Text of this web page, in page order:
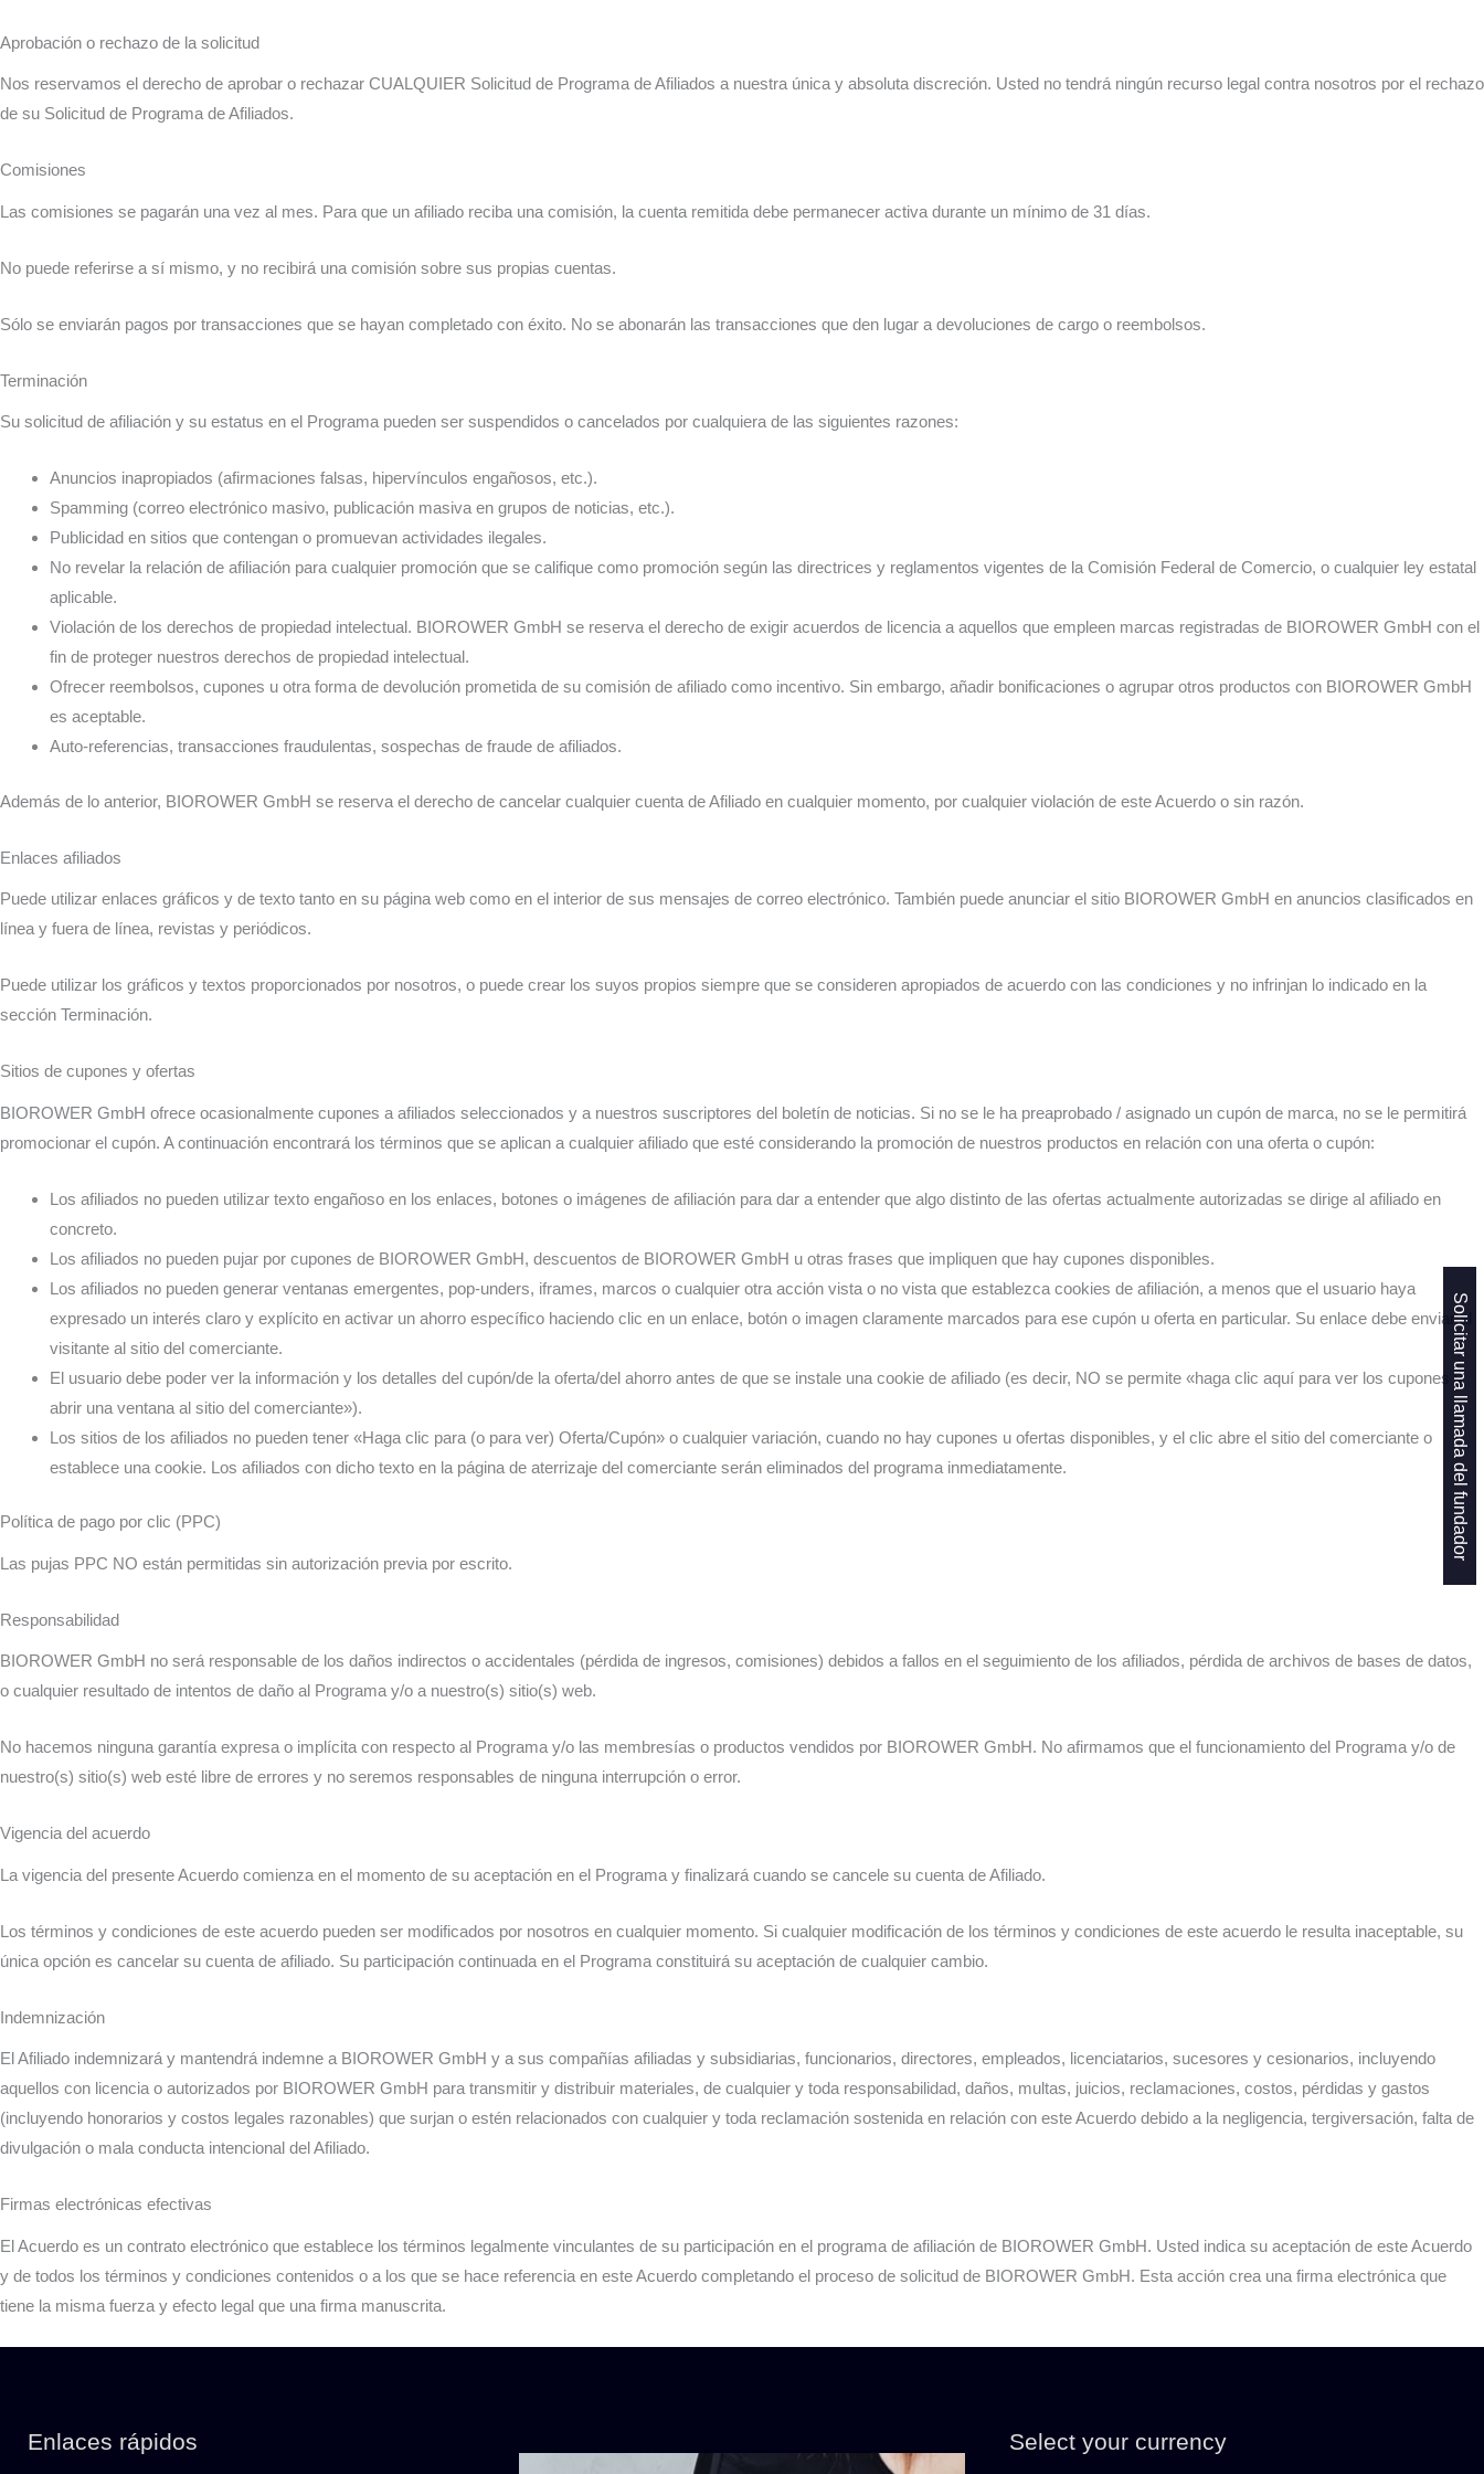
Aprobación o rechazo de la solicitud
Nos reservamos el derecho de aprobar o rechazar CUALQUIER Solicitud de Programa de Afiliados a nuestra única y absoluta discreción. Usted no tendrá ningún recurso legal contra nosotros por el rechazo
de su Solicitud de Programa de Afiliados.
Comisiones
Las comisiones se pagarán una vez al mes. Para que un afiliado reciba una comisión, la cuenta remitida debe permanecer activa durante un mínimo de 31 días.
No puede referirse a sí mismo, y no recibirá una comisión sobre sus propias cuentas.
Sólo se enviarán pagos por transacciones que se hayan completado con éxito. No se abonarán las transacciones que den lugar a devoluciones de cargo o reembolsos.
Terminación
Su solicitud de afiliación y su estatus en el Programa pueden ser suspendidos o cancelados por cualquiera de las siguientes razones:
Anuncios inapropiados (afirmaciones falsas, hipervínculos engañosos, etc.).
Spamming (correo electrónico masivo, publicación masiva en grupos de noticias, etc.).
Publicidad en sitios que contengan o promuevan actividades ilegales.
No revelar la relación de afiliación para cualquier promoción que se califique como promoción según las directrices y reglamentos vigentes de la Comisión Federal de Comercio, o cualquier ley estatal
aplicable.
Violación de los derechos de propiedad intelectual. BIOROWER GmbH se reserva el derecho de exigir acuerdos de licencia a aquellos que empleen marcas registradas de BIOROWER GmbH con el
fin de proteger nuestros derechos de propiedad intelectual.
Ofrecer reembolsos, cupones u otra forma de devolución prometida de su comisión de afiliado como incentivo. Sin embargo, añadir bonificaciones o agrupar otros productos con BIOROWER GmbH
es aceptable.
Auto-referencias, transacciones fraudulentas, sospechas de fraude de afiliados.
Además de lo anterior, BIOROWER GmbH se reserva el derecho de cancelar cualquier cuenta de Afiliado en cualquier momento, por cualquier violación de este Acuerdo o sin razón.
Enlaces afiliados
Puede utilizar enlaces gráficos y de texto tanto en su página web como en el interior de sus mensajes de correo electrónico. También puede anunciar el sitio BIOROWER GmbH en anuncios clasificados en
línea y fuera de línea, revistas y periódicos.
Puede utilizar los gráficos y textos proporcionados por nosotros, o puede crear los suyos propios siempre que se consideren apropiados de acuerdo con las condiciones y no infrinjan lo indicado en la
sección Terminación.
Sitios de cupones y ofertas
BIOROWER GmbH ofrece ocasionalmente cupones a afiliados seleccionados y a nuestros suscriptores del boletín de noticias. Si no se le ha preaprobado / asignado un cupón de marca, no se le permitirá
promocionar el cupón. A continuación encontrará los términos que se aplican a cualquier afiliado que esté considerando la promoción de nuestros productos en relación con una oferta o cupón:
Los afiliados no pueden utilizar texto engañoso en los enlaces, botones o imágenes de afiliación para dar a entender que algo distinto de las ofertas actualmente autorizadas se dirige al afiliado en
concreto.
Los afiliados no pueden pujar por cupones de BIOROWER GmbH, descuentos de BIOROWER GmbH u otras frases que impliquen que hay cupones disponibles.
Los afiliados no pueden generar ventanas emergentes, pop-unders, iframes, marcos o cualquier otra acción vista o no vista que establezca cookies de afiliación, a menos que el usuario haya
expresado un interés claro y explícito en activar un ahorro específico haciendo clic en un enlace, botón o imagen claramente marcados para ese cupón u oferta en particular. Su enlace debe enviar al
visitante al sitio del comerciante.
El usuario debe poder ver la información y los detalles del cupón/de la oferta/del ahorro antes de que se instale una cookie de afiliado (es decir, NO se permite «haga clic aquí para ver los cupones y
abrir una ventana al sitio del comerciante»).
Los sitios de los afiliados no pueden tener «Haga clic para (o para ver) Oferta/Cupón» o cualquier variación, cuando no hay cupones u ofertas disponibles, y el clic abre el sitio del comerciante o
establece una cookie. Los afiliados con dicho texto en la página de aterrizaje del comerciante serán eliminados del programa inmediatamente.
Política de pago por clic (PPC)
Las pujas PPC NO están permitidas sin autorización previa por escrito.
Responsabilidad
BIOROWER GmbH no será responsable de los daños indirectos o accidentales (pérdida de ingresos, comisiones) debidos a fallos en el seguimiento de los afiliados, pérdida de archivos de bases de datos,
o cualquier resultado de intentos de daño al Programa y/o a nuestro(s) sitio(s) web.
No hacemos ninguna garantía expresa o implícita con respecto al Programa y/o las membresías o productos vendidos por BIOROWER GmbH. No afirmamos que el funcionamiento del Programa y/o de
nuestro(s) sitio(s) web esté libre de errores y no seremos responsables de ninguna interrupción o error.
Vigencia del acuerdo
La vigencia del presente Acuerdo comienza en el momento de su aceptación en el Programa y finalizará cuando se cancele su cuenta de Afiliado.
Los términos y condiciones de este acuerdo pueden ser modificados por nosotros en cualquier momento. Si cualquier modificación de los términos y condiciones de este acuerdo le resulta inaceptable, su
única opción es cancelar su cuenta de afiliado. Su participación continuada en el Programa constituirá su aceptación de cualquier cambio.
Indemnización
El Afiliado indemnizará y mantendrá indemne a BIOROWER GmbH y a sus compañías afiliadas y subsidiarias, funcionarios, directores, empleados, licenciatarios, sucesores y cesionarios, incluyendo
aquellos con licencia o autorizados por BIOROWER GmbH para transmitir y distribuir materiales, de cualquier y toda responsabilidad, daños, multas, juicios, reclamaciones, costos, pérdidas y gastos
(incluyendo honorarios y costos legales razonables) que surjan o estén relacionados con cualquier y toda reclamación sostenida en relación con este Acuerdo debido a la negligencia, tergiversación, falta de
divulgación o mala conducta intencional del Afiliado.
Firmas electrónicas efectivas
El Acuerdo es un contrato electrónico que establece los términos legalmente vinculantes de su participación en el programa de afiliación de BIOROWER GmbH. Usted indica su aceptación de este Acuerdo
y de todos los términos y condiciones contenidos o a los que se hace referencia en este Acuerdo completando el proceso de solicitud de BIOROWER GmbH. Esta acción crea una firma electrónica que
tiene la misma fuerza y efecto legal que una firma manuscrita.
Enlaces rápidos Select your currency
Solicitar una llamada del fundador